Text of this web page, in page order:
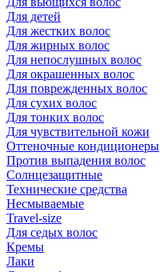
Для детей
Для жестких волос
Для жирных волос
Для непослушных волос
Для окрашенных волос
Для поврежденных волос
Для сухих волос
Для тонких волос
Для чувствительной кожи
Оттеночные кондиционеры
Против выпадения волос
Солнцезащитные
Технические средства
Несмываемые
Travel-size
Для седых волос
Кремы
Лаки